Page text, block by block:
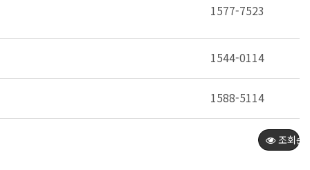
1577-7523
1544-0114
1588-5114
조회순